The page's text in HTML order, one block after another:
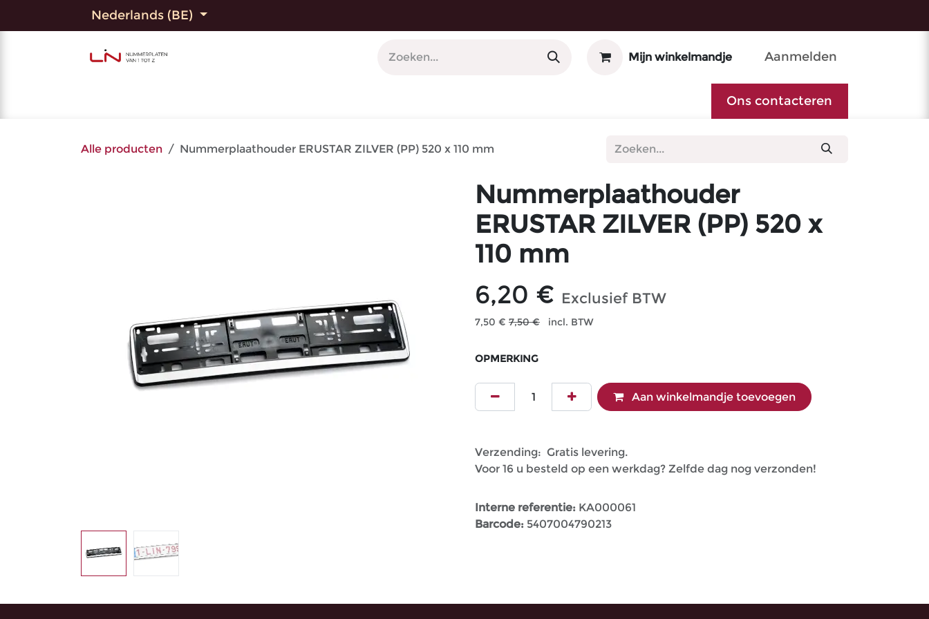
Overslaan naar inhoud
Nederlands (BE)
Mijn winkelmandje Aanmelden
Ons contacteren
Alle producten Nummerplaathouder ERUSTAR ZILVER (PP) 520 x 110 mm
Nummerplaathouder
ERUSTAR ZILVER (PP) 520 x
110 mm
6,20 € Exclusief BTW
7,50 € 7,50€ incl. BTW
OPMERKING
Aan winkelmandje toevoegen
Verzending: Gratis levering.
Voor 16 u besteld op een werkdag? Zelfde dag nog verzonden!
Interne referentie: KA000061
Barcode: 5407004790213